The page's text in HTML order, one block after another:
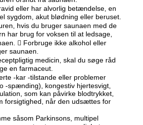
eller har alvorlig betændelse, en
sygdom, akut blødning eller beruset.
hvis du bruger saunaen med de
har brug for voksen til at ledsage,
 Forbruge ikke alkohol eller
saunaen.
medicin, skal du søge råd
en farmaceut.
-kar -tilstande eller problemer
-spænding), kongestiv hjertesvigt,
som kan påvirke blodtrykket,
forsigtighed, når den udsættes for
såsom Parkinsons, multipel